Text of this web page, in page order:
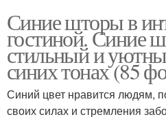
Синие шторы в
гостиной. Синие
стильный и
синих тонах (85
Синий цвет нравится людям,
своих силах и стремления